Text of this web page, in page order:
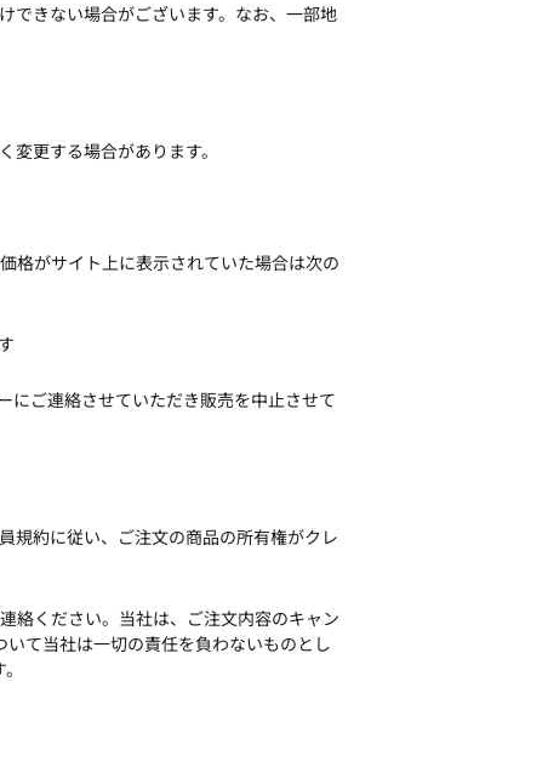
できない場合がございます。なお、一部地
更する場合があります。
格がサイト上に表示されていた場合は次の
にご連絡させていただき販売を中止させて
規約に従い、ご注文の商品の所有権がクレ
絡ください。当社は、ご注文内容のキャン
て当社は一切の責任を負わないものとし